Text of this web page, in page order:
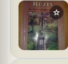
star